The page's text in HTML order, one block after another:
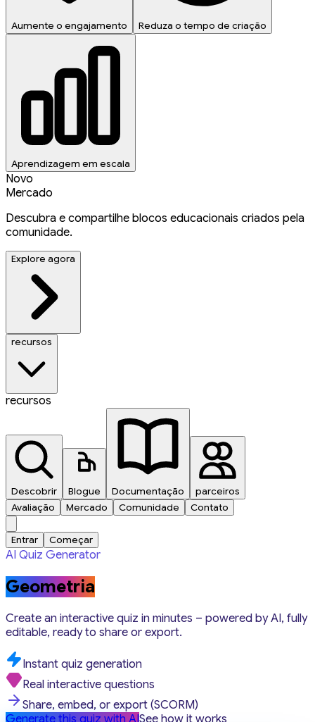
Aumente o engajamento Reduza o tempo de criação
Aprendizagem em escala
Novo
Mercado
Descubra e compartilhe blocos educacionais criados pela
comunidade.
Explore agora
recursos
recursos
Descobrir Blogue Documentação
parceiros
Avaliação
Mercado Comunidade Contato
Entrar Começar
AI Quiz Generator
Geometria
Create an interactive quiz in minutes – powered by AI, fully
editable, ready to share or export.
Instant quiz generation
Real interactive questions
Share, embed, or export (SCORM)
Generate this quiz with AISee how it works